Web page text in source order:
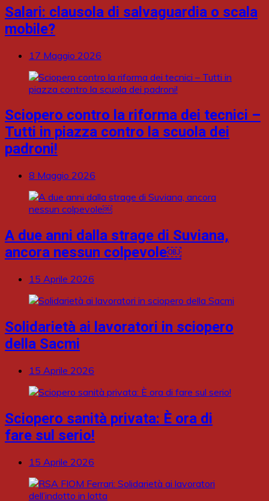
Salari: clausola di salvaguardia o scala
mobile?
17 Maggio 2026
Sciopero contro la riforma dei tecnici –
Tutti in piazza contro la scuola dei
padroni!
8 Maggio 2026
A due anni dalla strage di Suviana,
ancora nessun colpevole￼
15 Aprile 2026
Solidarietà ai lavoratori in sciopero
della Sacmi
15 Aprile 2026
Sciopero sanità privata: È ora di
fare sul serio!
15 Aprile 2026